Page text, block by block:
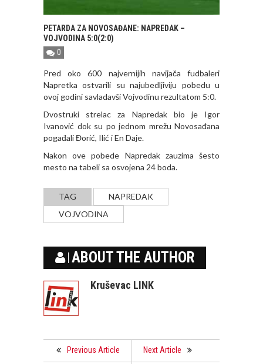
PETARDA ZA NOVOSAĐANE: NAPREDAK –
VOJVODINA 5:0(2:0)
0
Pred oko 600 najvernijih navijača fudbaleri
Napretka ostvarili su najubedljiviju pobedu u
ovoj godini savladavši Vojvodinu rezultatom 5:0.
Dvostruki strelac za Napredak bio je Igor
Ivanović dok su po jednom mrežu Novosađana
pogađali Đorić, Ilić i En Daje.
Nakon ove pobede Napredak zauzima šesto
mesto na tabeli sa osvojena 24 boda.
TAG
NAPREDAK
VOJVODINA
ABOUT THE AUTHOR
Kruševac LINK
Previous Article Next Article